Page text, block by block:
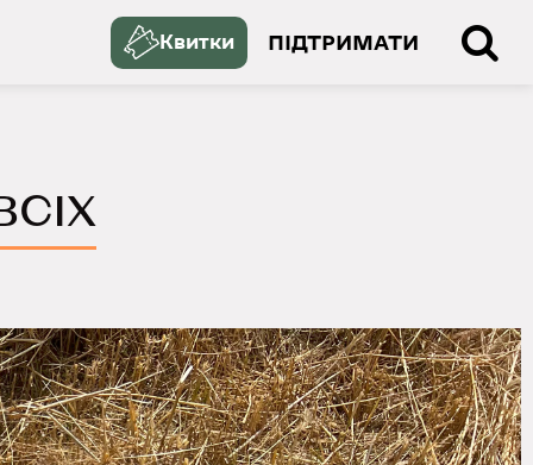
ПІДТРИМАТИ
Квитки